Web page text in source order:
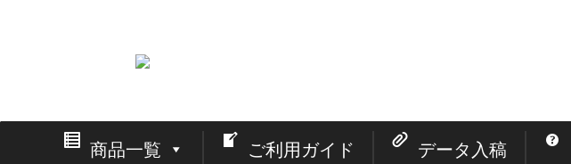
商品一覧 ご利用ガイド データ入稿